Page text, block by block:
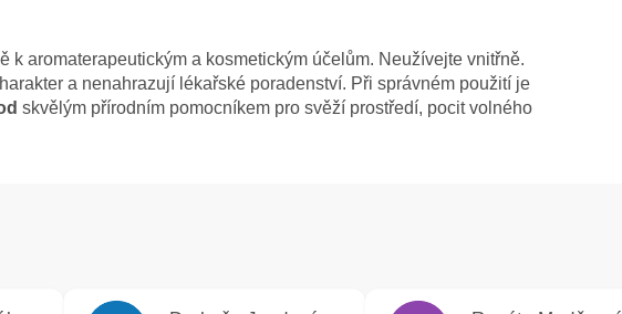
k aromaterapeutickým a kosmetickým účelům. Neužívejte vnitřně.
a nenahrazují lékařské poradenství. Při správném použití je
skvělým přírodním pomocníkem pro svěží prostředí, pocit volného